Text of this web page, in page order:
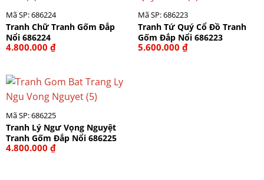
Mã SP: 686224
Tranh Chữ Tranh Gốm Đắp
Nổi 686224
4.800.000 ₫
Mã SP: 686223
Tranh Tứ Quý Cổ Đồ Tranh
Gốm Đắp Nổi 686223
5.600.000 ₫
Mã SP: 686225
Tranh Lý Ngư Vọng Nguyệt
Tranh Gốm Đắp Nổi 686225
4.800.000 ₫